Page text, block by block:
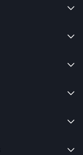





